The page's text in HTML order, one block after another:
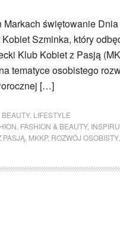
świętowanie
Szminka, który
Klub Kobiet z Pasją
tematyce osobistego
[…]
BEAUTY, LIFESTYLE
FASHION & BEAUTY,
PASJĄ MKKP, ROZWÓJ OSOBISTY,